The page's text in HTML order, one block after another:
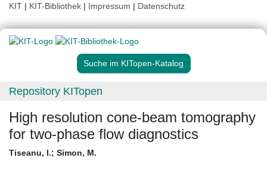
KIT | KIT-Bibliothek | Impressum | Datenschutz
Suche im KITopen-Katalog
Repository KITopen
High resolution cone-beam tomography
for two-phase flow diagnostics
Tiseanu, I.; Simon, M.